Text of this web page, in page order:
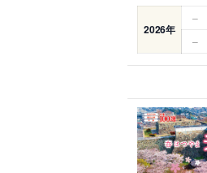
2026年
–
–